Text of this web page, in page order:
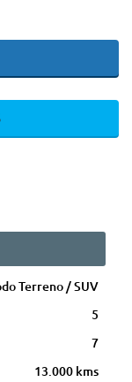
Terreno / SUV
5
7
13.000 kms